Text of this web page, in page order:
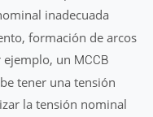
inadecuada
formación de arcos
ejemplo, un MCCB
tener una tensión
la tensión nominal